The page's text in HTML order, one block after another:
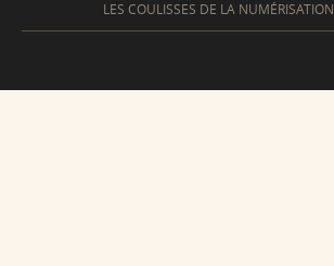
LES COULISSES DE LA NUMÉRISATION